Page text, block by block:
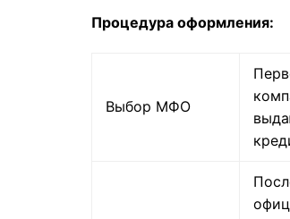
Процедура оформления:
Выбор МФО